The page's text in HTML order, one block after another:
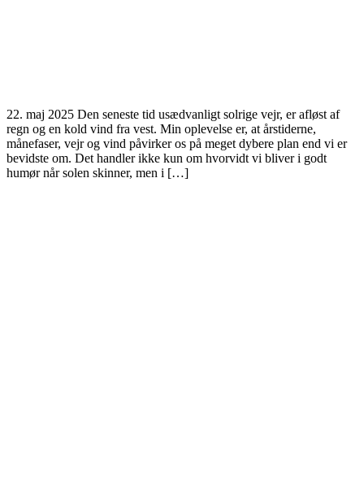
22. maj 2025 Den seneste tid usædvanligt solrige vejr, er afløst af
regn og en kold vind fra vest. Min oplevelse er, at årstiderne,
månefaser, vejr og vind påvirker os på meget dybere plan end vi er
bevidste om. Det handler ikke kun om hvorvidt vi bliver i godt
humør når solen skinner, men i […]